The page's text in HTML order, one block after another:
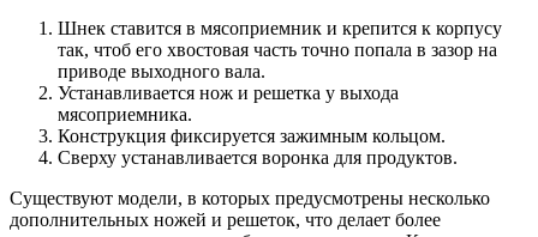
Шнек ставится в мясоприемник и крепится к корпусу
так, чтоб его хвостовая часть точно попала в зазор на
приводе выходного вала.
Устанавливается нож и решетка у выхода
мясоприемника.
Конструкция фиксируется зажимным кольцом.
Сверху устанавливается воронка для продуктов.
Существуют модели, в которых предусмотрены несколько
дополнительных ножей и решеток, что делает более